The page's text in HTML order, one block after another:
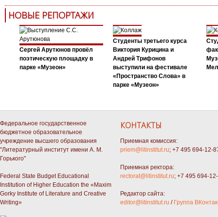
НОВЫЕ РЕПОРТАЖИ
Сергей Арутюнов провёл
поэтическую площадку в
парке «Музеон»
Студенты третьего курса
Виктория Курицина и
Андрей Трифонов
выступили на фестивале
«Пространство Слова» в
парке «Музеон»
Федеральное государственное
бюджетное образовательное
учреждение высшего образования
"Литературный институт имени А. М.
Горького"
Federal State Budget Educational
Institution of Higher Education the «Maxim
Gorky Institute of Literature and Creative
Writing»
КОНТАКТЫ
Приемная комиссия:
priem@litinstitut.ru; +7 495 694-12-
Приемная ректора:
rectorat@litinstitut.ru; +7 495 694-
Редактор сайта:
editor@litinstitut.ru / Группа